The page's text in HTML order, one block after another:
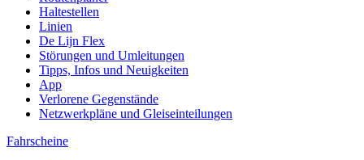
Haltestellen
Linien
De Lijn Flex
Störungen und Umleitungen
Tipps, Infos und Neuigkeiten
App
Verlorene Gegenstände
Netzwerkpläne und Gleiseinteilungen
Fahrscheine